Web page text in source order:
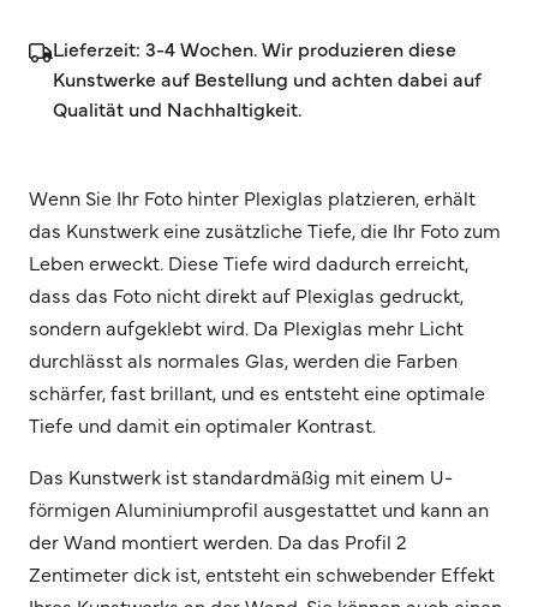
Lieferzeit: 3-4 Wochen. Wir produzieren diese
Kunstwerke auf Bestellung und achten dabei auf
Qualität und Nachhaltigkeit.
Wenn Sie Ihr Foto hinter Plexiglas platzieren, erhält
das Kunstwerk eine zusätzliche Tiefe, die Ihr Foto zum
Leben erweckt. Diese Tiefe wird dadurch erreicht,
dass das Foto nicht direkt auf Plexiglas gedruckt,
sondern aufgeklebt wird. Da Plexiglas mehr Licht
durchlässt als normales Glas, werden die Farben
schärfer, fast brillant, und es entsteht eine optimale
Tiefe und damit ein optimaler Kontrast.
Das Kunstwerk ist standardmäßig mit einem U-
förmigen Aluminiumprofil ausgestattet und kann an
der Wand montiert werden. Da das Profil 2
Zentimeter dick ist, entsteht ein schwebender Effekt